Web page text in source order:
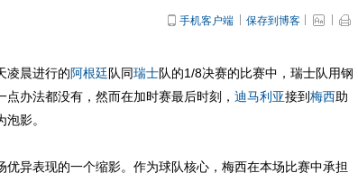
手机客户端 保存到博客
晨进行的阿根廷队同瑞士队的1/8决赛的比赛中，瑞士队用钢
办法都没有，然而在加时赛最后时刻， 迪马利亚接到梅西助
影。
异表现的一个缩影。作为球队核心，梅西在本场比赛中承担